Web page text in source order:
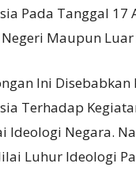
Pada Tanggal 17
Maupun Luar
Ini Disebabkan
Terhadap
Ideologi Negara.
Luhur Ideologi